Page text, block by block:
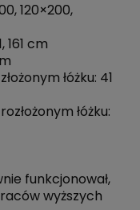
120×200,
161 cm
łóżku: 41
łóżku:
funkcjonował,
wyższych